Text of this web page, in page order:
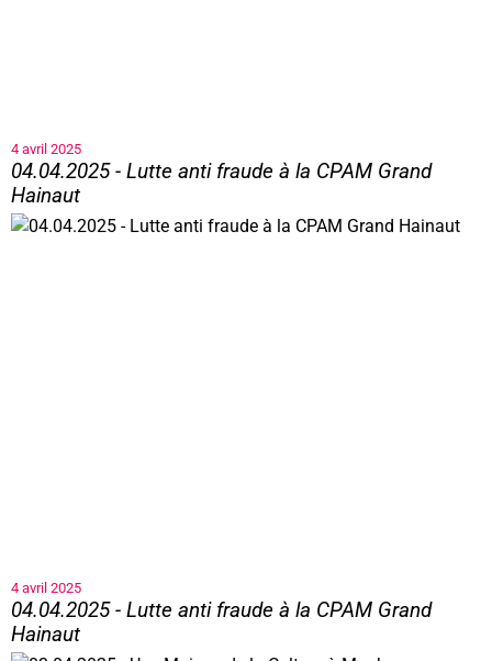
4 avril 2025
04.04.2025 - Lutte anti fraude à la CPAM Grand
Hainaut
04.04.2025 - Lutte anti fraude à la CPAM Grand Hainaut
4 avril 2025
04.04.2025 - Lutte anti fraude à la CPAM Grand
Hainaut